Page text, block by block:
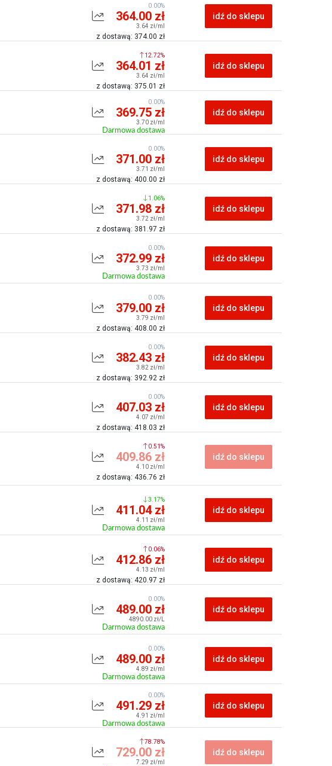
364.00 zł
3.64 zł/ml
z dostawą: 374.00 zł
0.00%
idź do sklepu
364.01 zł
3.64 zł/ml
z dostawą: 375.01 zł
12.72%
idź do sklepu
369.75 zł
3.70 zł/ml
Darmowa dostawa
0.00%
idź do sklepu
371.00 zł
3.71 zł/ml
z dostawą: 400.00 zł
0.00%
idź do sklepu
371.98 zł
3.72 zł/ml
z dostawą: 381.97 zł
1.06%
idź do sklepu
372.99 zł
3.73 zł/ml
Darmowa dostawa
0.00%
idź do sklepu
379.00 zł
3.79 zł/ml
z dostawą: 408.00 zł
0.00%
idź do sklepu
382.43 zł
3.82 zł/ml
z dostawą: 392.92 zł
0.00%
idź do sklepu
407.03 zł
4.07 zł/ml
z dostawą: 418.03 zł
0.00%
idź do sklepu
409.86 zł
4.10 zł/ml
z dostawą: 436.76 zł
0.51%
idź do sklepu
411.04 zł
4.11 zł/ml
Darmowa dostawa
3.17%
idź do sklepu
412.86 zł
4.13 zł/ml
z dostawą: 420.97 zł
0.06%
idź do sklepu
489.00 zł
4890.00 zł/L
Darmowa dostawa
0.00%
idź do sklepu
489.00 zł
4.89 zł/ml
Darmowa dostawa
0.00%
idź do sklepu
491.29 zł
4.91 zł/ml
Darmowa dostawa
0.00%
idź do sklepu
729.00 zł
7.29 zł/ml
78.78%
idź do sklepu